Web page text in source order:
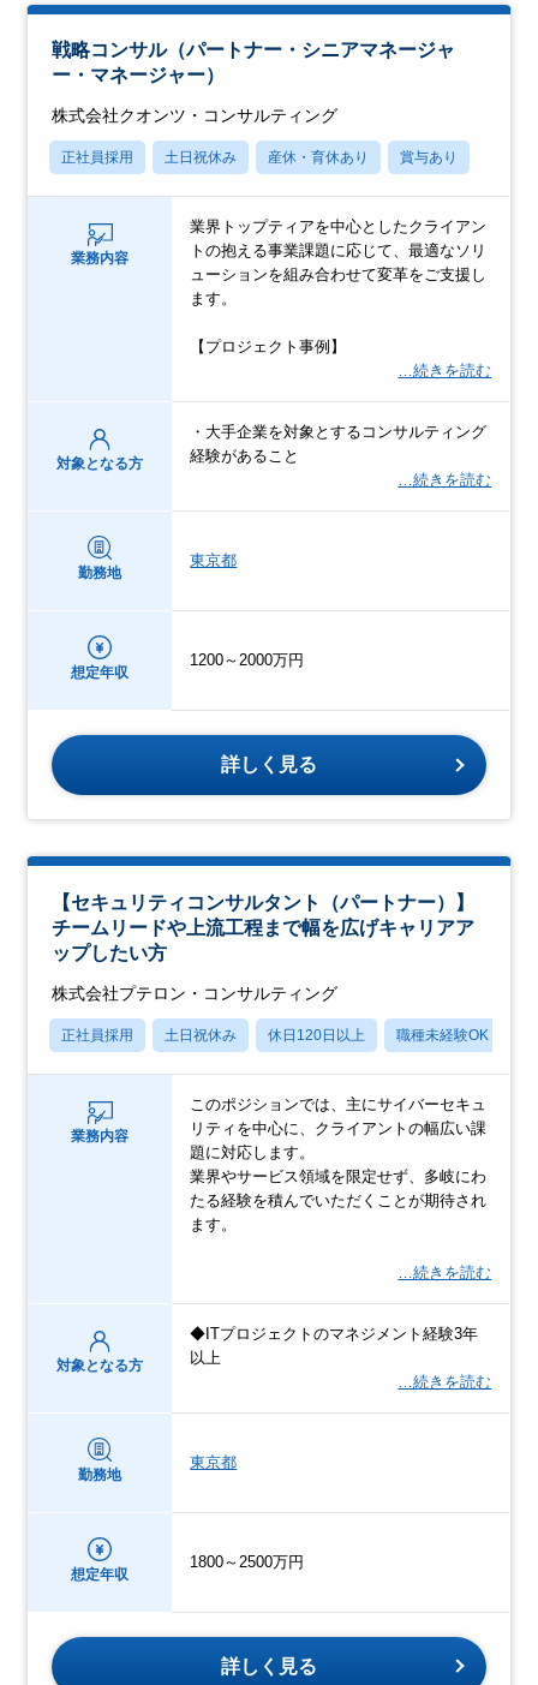
戦略コンサル（パートナー・シニアマネージャ
ー・マネージャー）
株式会社クオンツ・コンサルティング
正社員採用 土日祝休み 産休・育休あり 賞与あり
業務内容
業界トップティアを中心としたクライアン
トの抱える事業課題に応じて、最適なソリ
ューションを組み合わせて変革をご支援し
ます。
【プロジェクト事例】
…続きを読む
対象となる方
・大手企業を対象とするコンサルティング
経験があること
…続きを読む
勤務地
東京都
想定年収
1200～2000万円
詳しく見る
【セキュリティコンサルタント（パートナー）】
チームリードや上流工程まで幅を広げキャリアア
ップしたい方
株式会社プテロン・コンサルティング
正社員採用 土日祝休み 休日120日以上 職種未経験OK
業務内容
このポジションでは、主にサイバーセキュ
リティを中心に、クライアントの幅広い課
題に対応します。
業界やサービス領域を限定せず、多岐にわ
たる経験を積んでいただくことが期待され
ます。
…続きを読む
対象となる方
◆ITプロジェクトのマネジメント経験3年
以上
…続きを読む
勤務地
東京都
想定年収
1800～2500万円
詳しく見る